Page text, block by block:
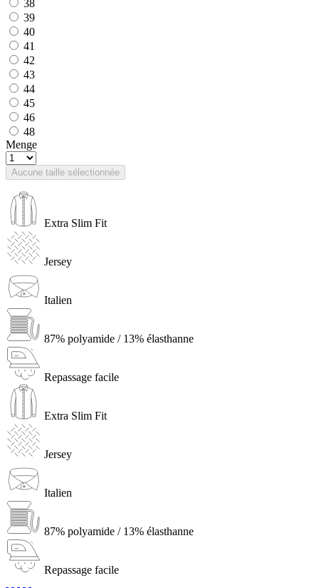
38
39
40
41
42
43
44
45
46
48
Menge
Aucune taille sélectionnée
Extra Slim Fit
Jersey
Italien
87% polyamide / 13% élasthanne
Repassage facile
Extra Slim Fit
Jersey
Italien
87% polyamide / 13% élasthanne
Repassage facile